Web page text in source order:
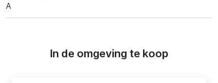
A
In de omgeving te koop